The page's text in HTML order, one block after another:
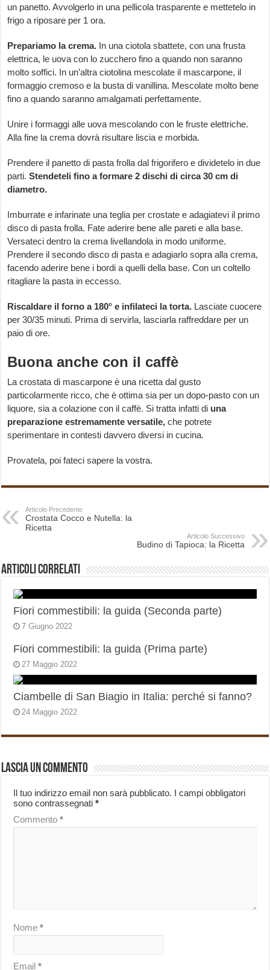
un panetto. Avvolgerlo in una pellicola trasparente e mettetelo in
frigo a riposare per 1 ora.
Prepariamo la crema. In una ciotola sbattete, con una frusta
elettrica, le uova con lo zucchero fino a quando non saranno
molto soffici. In un’altra ciotolina mescolate il mascarpone, il
formaggio cremoso e la busta di vanillina. Mescolate molto bene
fino a quando saranno amalgamati perfettamente.
Unire i formaggi alle uova mescolando con le fruste elettriche.
Alla fine la crema dovrà risultare liscia e morbida.
Prendere il panetto di pasta frolla dal frigorifero e dividetelo in due
parti.Stendeteli fino a formare 2 dischi di circa 30 cm di
diametro.
Imburrate e infarinate una teglia per crostate e adagiatevi il primo
disco di pasta frolla. Fate aderire bene alle pareti e alla base.
Versateci dentro la crema livellandola in modo uniforme.
Prendere il secondo disco di pasta e adagiarlo sopra alla crema,
facendo aderire bene i bordi a quelli della base. Con un coltello
ritagliare la pasta in eccesso.
Riscaldare il forno a 180° e infilateci la torta. Lasciate cuocere
per 30/35 minuti. Prima di servirla, lasciarla raffreddare per un
paio di ore.
Buona anche con il caffè
La crostata di mascarpone è una ricetta dal gusto
particolarmente ricco, che è ottima sia per un dopo-pasto con un
liquore, sia a colazione con il caffè. Si tratta infatti di una
preparazione estremamente versatile, che potrete
sperimentare in contesti davvero diversi in cucina.
Provatela, poi fateci sapere la vostra.
Articolo Precedente
Crostata Cocco e Nutella: la
Ricetta
Articolo Successivo
Budino di Tapioca: la Ricetta
Articoli correlati
Fiori commestibili: la guida (Seconda parte)
7 Giugno 2022
Fiori commestibili: la guida (Prima parte)
27 Maggio 2022
Ciambelle di San Biagio in Italia: perché si fanno?
24 Maggio 2022
Lascia un commento
Il tuo indirizzo email non sarà pubblicato. I campi obbligatori
sono contrassegnati*
Commento*
Nome*
Email*